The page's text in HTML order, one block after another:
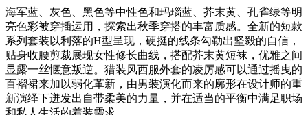
海军蓝、灰色、黑色等中性色和玛瑙蓝、芥末黄、孔雀绿等明
亮色彩被穿插运用，探索出秋季穿搭的丰富质感。全新的短款
系列套装以利落的H型呈现，硬挺的线条勾勒出坚毅的自信，
贴身收腰剪裁展现女性修长曲线，搭配芥末黄短袜，优雅之间
显露一丝惬意叛逆。猎装风西服外套的凌厉感可以通过摇曳的
百褶裙来加以弱化革新，由男装演化而来的廓形在设计师的重
新演绎下迸发出自带柔美的力量，并在适当的平衡中满足职场
和私人生活的着装需求。